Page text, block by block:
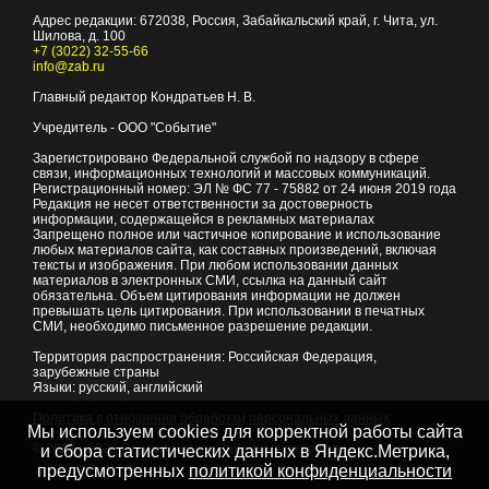
Адрес редакции: 672038, Россия, Забайкальский край, г. Чита, ул.
Шилова, д. 100
+7 (3022) 32-55-66
info@zab.ru
Главный редактор Кондратьев Н. В.
Учредитель - ООО "Событие"
Зарегистрировано Федеральной службой по надзору в сфере
связи, информационных технологий и массовых коммуникаций.
Регистрационный номер: ЭЛ № ФС 77 - 75882 от 24 июня 2019 года
Редакция не несет ответственности за достоверность
информации, содержащейся в рекламных материалах
Запрещено полное или частичное копирование и использование
любых материалов сайта, как составных произведений, включая
тексты и изображения. При любом использовании данных
материалов в электронных СМИ, ссылка на данный сайт
обязательна. Объем цитирования информации не должен
превышать цель цитирования. При использовании в печатных
СМИ, необходимо письменное разрешение редакции.
Территория распространения: Российская Федерация,
зарубежные страны
Языки: русский, английский
© 2007 - 2026Портал Читы и Забайкальского края
Мы используем cookies для корректной работы сайта
и сбора статистических данных в Яндекс.Метрика,
предусмотренных политикой конфиденциальности